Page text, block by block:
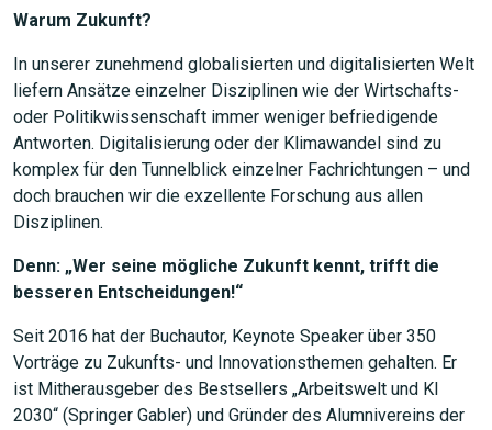
Warum Zukunft?
In unserer zunehmend globalisierten und digitalisierten Welt
liefern Ansätze einzelner Disziplinen wie der Wirtschafts-
oder Politikwissenschaft immer weniger befriedigende
Antworten. Digitalisierung oder der Klimawandel sind zu
komplex für den Tunnelblick einzelner Fachrichtungen – und
doch brauchen wir die exzellente Forschung aus allen
Disziplinen.
Denn: „Wer seine mögliche Zukunft kennt, trifft die
besseren Entscheidungen!“
Seit 2016 hat der Buchautor, Keynote Speaker über 350
Vorträge zu Zukunfts- und Innovationsthemen gehalten. Er
ist Mitherausgeber des Bestsellers „Arbeitswelt und KI
2030“ (Springer Gabler) und Gründer des Alumnivereins der